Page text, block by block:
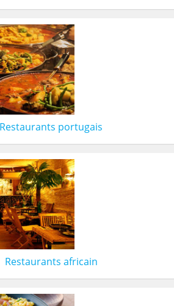
Restaurants portugais
Restaurants africain